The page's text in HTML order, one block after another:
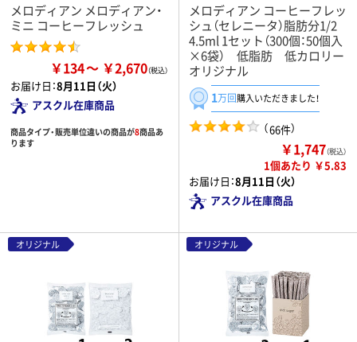
メロディアン メロディアン・
ミニ コーヒーフレッシュ
￥134 ￥2,670
お届け日：8月11日（火）
アスクル在庫商品
商品タイプ・販売単位違いの商品が8商品あ
ります
メロディアン コーヒーフレッ
シュ（セレニータ）脂肪分1/2
4.5ml 1セット（300個：50個入
×6袋） 低脂肪 低カロリー
オリジナル
1万回購入いただきました！
（66件）
￥1,747（税込）
1個あたり ￥5.83
お届け日：8月11日（火）
アスクル在庫商品
オリジナル オリジナル